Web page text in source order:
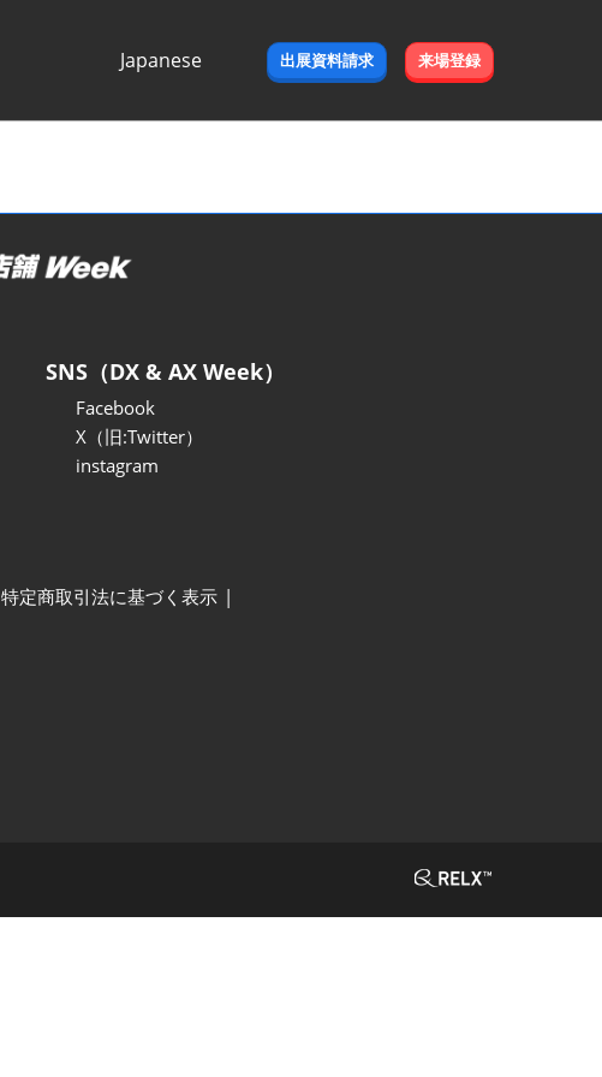
Japanese
出展資料請求 来場登録
SNS（DX & AX Week）
Facebook
X（旧:Twitter）
instagram
特定商取引法に基づく表示